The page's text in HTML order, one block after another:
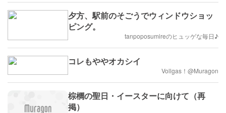
夕方、駅前のそごうでウィンドウショッ
ピング。
tanpoposumireのヒュッゲな毎日♪
コレもややオカシイ
Vollgas！@Muragon
棕櫚の聖日・イースターに向けて（再
掲）